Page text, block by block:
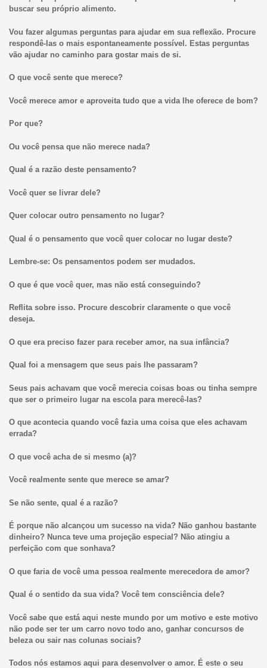
buscar seu próprio alimento.
Vou fazer algumas perguntas para ajudar em sua reflexão. Procure
respondê-las o mais espontaneamente possível. Estas perguntas
vão ajudar no caminho para gostar mais de si.
O que você sente que merece?
Você merece amor e aproveita tudo que a vida lhe oferece de bom?
Por que?
Ou você pensa que não merece nada?
Qual é a razão deste pensamento?
Você quer se livrar dele?
Quer colocar outro pensamento no lugar?
Qual é o pensamento que você quer colocar no lugar deste?
Lembre-se: Os pensamentos podem ser mudados.
O que é que você quer, mas não está conseguindo?
Reflita sobre isso. Procure descobrir claramente o que você
deseja.
O que era preciso fazer para receber amor, na sua infância?
Qual foi a mensagem que seus pais lhe passaram?
Seus pais achavam que você merecia coisas boas ou tinha sempre
que ser o primeiro lugar na escola para merecê-las?
O que acontecia quando você fazia uma coisa que eles achavam
errada?
O que você acha de si mesmo (a)?
Você realmente sente que merece se amar?
Se não sente, qual é a razão?
É porque não alcançou um sucesso na vida? Não ganhou bastante
dinheiro? Nunca teve uma projeção especial? Não atingiu a
perfeição com que sonhava?
O que faria de você uma pessoa realmente merecedora de amor?
Qual é o sentido da sua vida? Você tem consciência dele?
Você sabe que está aqui neste mundo por um motivo e este motivo
não pode ser ter um carro novo todo ano, ganhar concursos de
beleza ou sair nas colunas sociais?
Todos nós estamos aqui para desenvolver o amor. É este o seu